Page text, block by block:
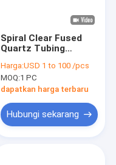
Spiral Clear Fused
Quartz Tubing
Panjang Tahan Panas
Harga:USD 1 to 100 /pcs
MOQ:1 PC
dapatkan harga terbaru
Hubungi sekarang